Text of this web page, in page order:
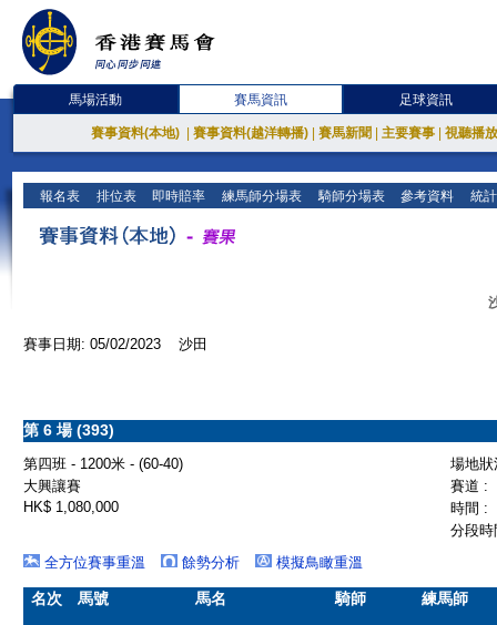
馬場活動 賽馬資訊 足球資訊
賽事資料(本地) 賽事資料(越洋轉播) 賽馬新聞 主要賽事 視聽播
報名表 排位表 即時賠率 練馬師分場表 騎師分場表 參考資料 統
賽事日期: 05/02/2023 沙田
第 6 場 (393)
第四班 - 1200米 - (60-40)
場地
大興讓賽
賽道 :
HK$ 1,080,000
時間 :
分段
全方位賽事重溫
餘勢分析 模擬鳥瞰重溫
名次 馬號 馬名 騎師 練馬師